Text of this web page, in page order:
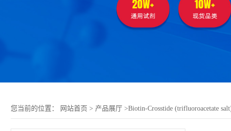
您当前的位置： 网站首页 > 产品展厅 >Biotin-Crosstide (trifluoroacetate